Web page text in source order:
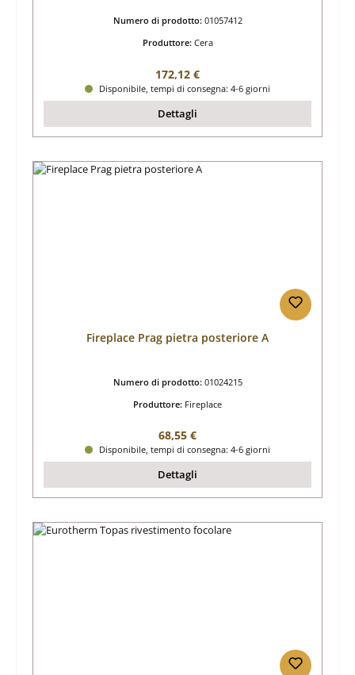
Numero di prodotto: 01057412
Produttore: Cera
Prezzo normale:
172,12 €
Disponibile, tempi di consegna: 4-6 giorni
Dettagli
Fireplace Prag pietra posteriore A
Numero di prodotto: 01024215
Produttore: Fireplace
Prezzo normale:
68,55 €
Disponibile, tempi di consegna: 4-6 giorni
Dettagli